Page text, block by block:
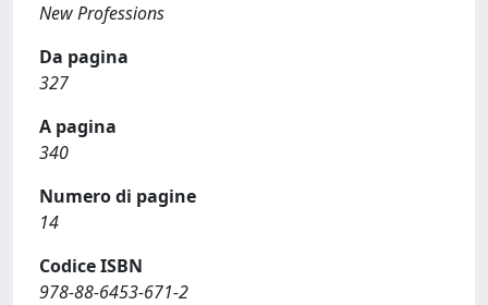
New Professions
Da pagina
327
A pagina
340
Numero di pagine
14
Codice ISBN
978-88-6453-671-2